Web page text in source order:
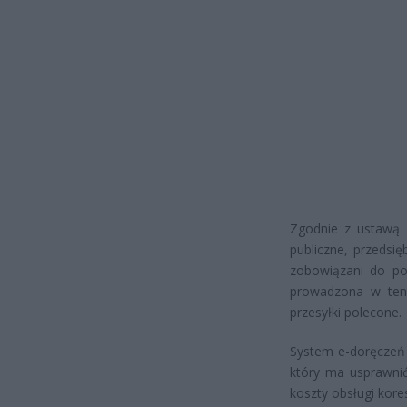
Zgodnie z ustawą
publiczne,
zobowiązani do
prowadzona w
przesyłki polecone.
System e-
który ma
koszty obsługi